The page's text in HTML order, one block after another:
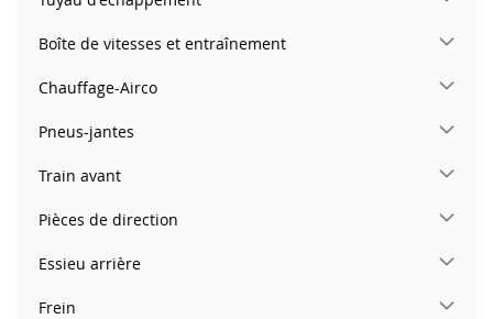
Boîte de vitesses et entraînement
Chauffage-Airco
Pneus-jantes
Train avant
Pièces de direction
Essieu arrière
Frein